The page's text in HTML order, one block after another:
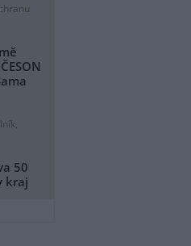
50
kraj